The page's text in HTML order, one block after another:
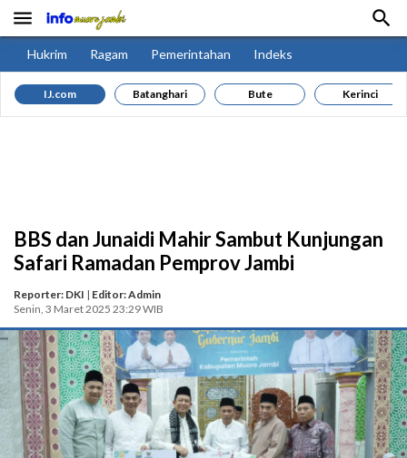
 
Hukrim Ragam Pemerintahan Indeks
IJ.com Batanghari Bute Kerinci
BBS dan Junaidi Mahir Sambut Kunjungan
Safari Ramadan Pemprov Jambi
Reporter: DKI | Editor: Admin
Senin, 3 Maret 2025 23:29 WIB